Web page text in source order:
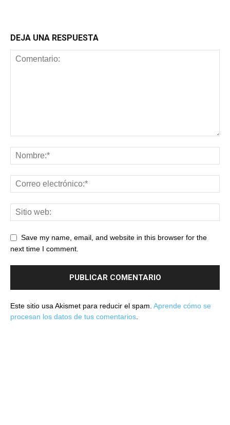
DEJA UNA RESPUESTA
Save my name, email, and website in this browser for the
next time I comment.
Este sitio usa Akismet para reducir el spam. Aprende cómo se
procesan los datos de tus comentarios